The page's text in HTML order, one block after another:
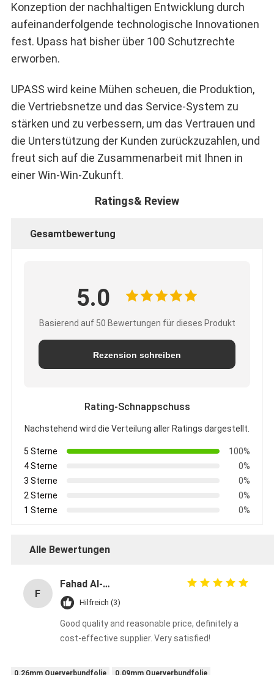
Konzeption der nachhaltigen Entwicklung durch
aufeinanderfolgende technologische Innovationen
fest. Upass hat bisher über 100 Schutzrechte
erworben.
UPASS wird keine Mühen scheuen, die Produktion,
die Vertriebsnetze und das Service-System zu
stärken und zu verbessern, um das Vertrauen und
die Unterstützung der Kunden zurückzuzahlen, und
freut sich auf die Zusammenarbeit mit Ihnen in
einer Win-Win-Zukunft.
Ratings& Review
Gesamtbewertung
5.0
Basierend auf 50 Bewertungen für dieses Produkt
Rezension schreiben
Rating-Schnappschuss
Nachstehend wird die Verteilung aller Ratings dargestellt.
5 Sterne
100%
4 Sterne
0%
3 Sterne
0%
2 Sterne
0%
1 Sterne
0%
Alle Bewertungen
F
Fahad Al-Sabah
Hilfreich (3)
Good quality and reasonable price, definitely a
cost-effective supplier. Very satisfied!
0.26mm Querverbundfolie
0.09mm Querverbundfolie